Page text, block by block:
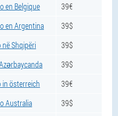
en Belgique
39€
en Argentina
39$
në Shqipëri
39$
39$
in österreich
39€
Australia
39$